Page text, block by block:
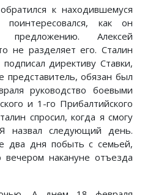
к находившемуся
как он
Алексей
не разделяет его. Сталин
директиву Ставки,
представитель, обязан был
руководство боевыми
и 1-го Прибалтийского
спросил, когда я смогу
назвал следующий день.
два дня побыть с семьей,
накануне отъезда